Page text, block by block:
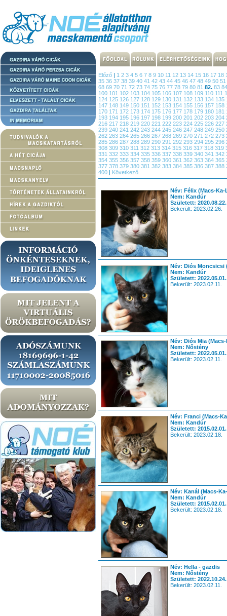
Előző | 1 2 3 4 5 6 7 8 9 10 11 12 13 14 15 16 17 18
35 36 37 38 39 40 41 42 43 44 45 46 47 48 49 50 51
68 69 70 71 72 73 74 75 76 77 78 79 80 81 82. 83
100 101 102 103 104 105 106 107 108 109 110 111
124 125 126 127 128 129 130 131 132 133 134 135
147 148 149 150 151 152 153 154 155 156 157 158
170 171 172 173 174 175 176 177 178 179 180 181
193 194 195 196 197 198 199 200 201 202 203 204
216 217 218 219 220 221 222 223 224 225 226 227
239 240 241 242 243 244 245 246 247 248 249 250
262 263 264 265 266 267 268 269 270 271 272 273
285 286 287 288 289 290 291 292 293 294 295 296
308 309 310 311 312 313 314 315 316 317 318 319
331 332 333 334 335 336 337 338 339 340 341 342
354 355 356 357 358 359 360 361 362 363 364 365
377 378 379 380 381 382 383 384 385 386 387 388
400 | Következő
Név: Félix (Macs-
Nem: Kandúr
Született: 2020.08.22.
Bekerült: 2023.02.26.
Név: Diós Moncsicsi
Nem: Kandúr
Született: 2022.05.01.
Bekerült: 2023.02.11.
Név: Diós Mia
Nem: Nőstény
Született: 2022.05.01.
Bekerült: 2023.02.11.
Név: Franci (Macs-
Nem: Kandúr
Született: 2015.02.01.
Bekerült: 2023.02.18.
Név: Kanál (Macs-
Nem: Kandúr
Született: 2015.02.01.
Bekerült: 2023.02.18.
Név: Hella - gazdis
Nem: Nőstény
Született: 2022.10.24.
Bekerült: 2023.02.11.